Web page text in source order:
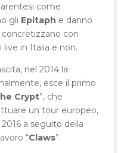
come
gli Epitaph e danno
con
in Italia e non.
nel 2014 la
esce il primo
Crypt”, che
un tour europeo,
a seguito della
“Claws”.